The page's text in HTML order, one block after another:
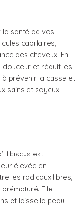
la santé de vos
capillaires,
des cheveux. En
douceur et réduit les
prévenir la casse et
sains et soyeux.
est
élevée en
les radicaux libres,
Elle
et laisse la peau